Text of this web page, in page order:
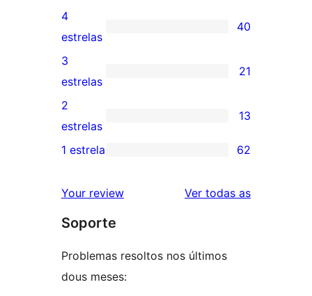
valoracións
de
5
estrelas
40
valoracións
de
4
estrelas
4
estrelas
40
21
valoracións
de
3
3
estrelas
21
13
valoracións
2
2
estrelas
13
62
de
1
1 estrela 62
Your review Ver todas asvaloracións
Soporte
Problemas resoltos nos últimos
dous meses: